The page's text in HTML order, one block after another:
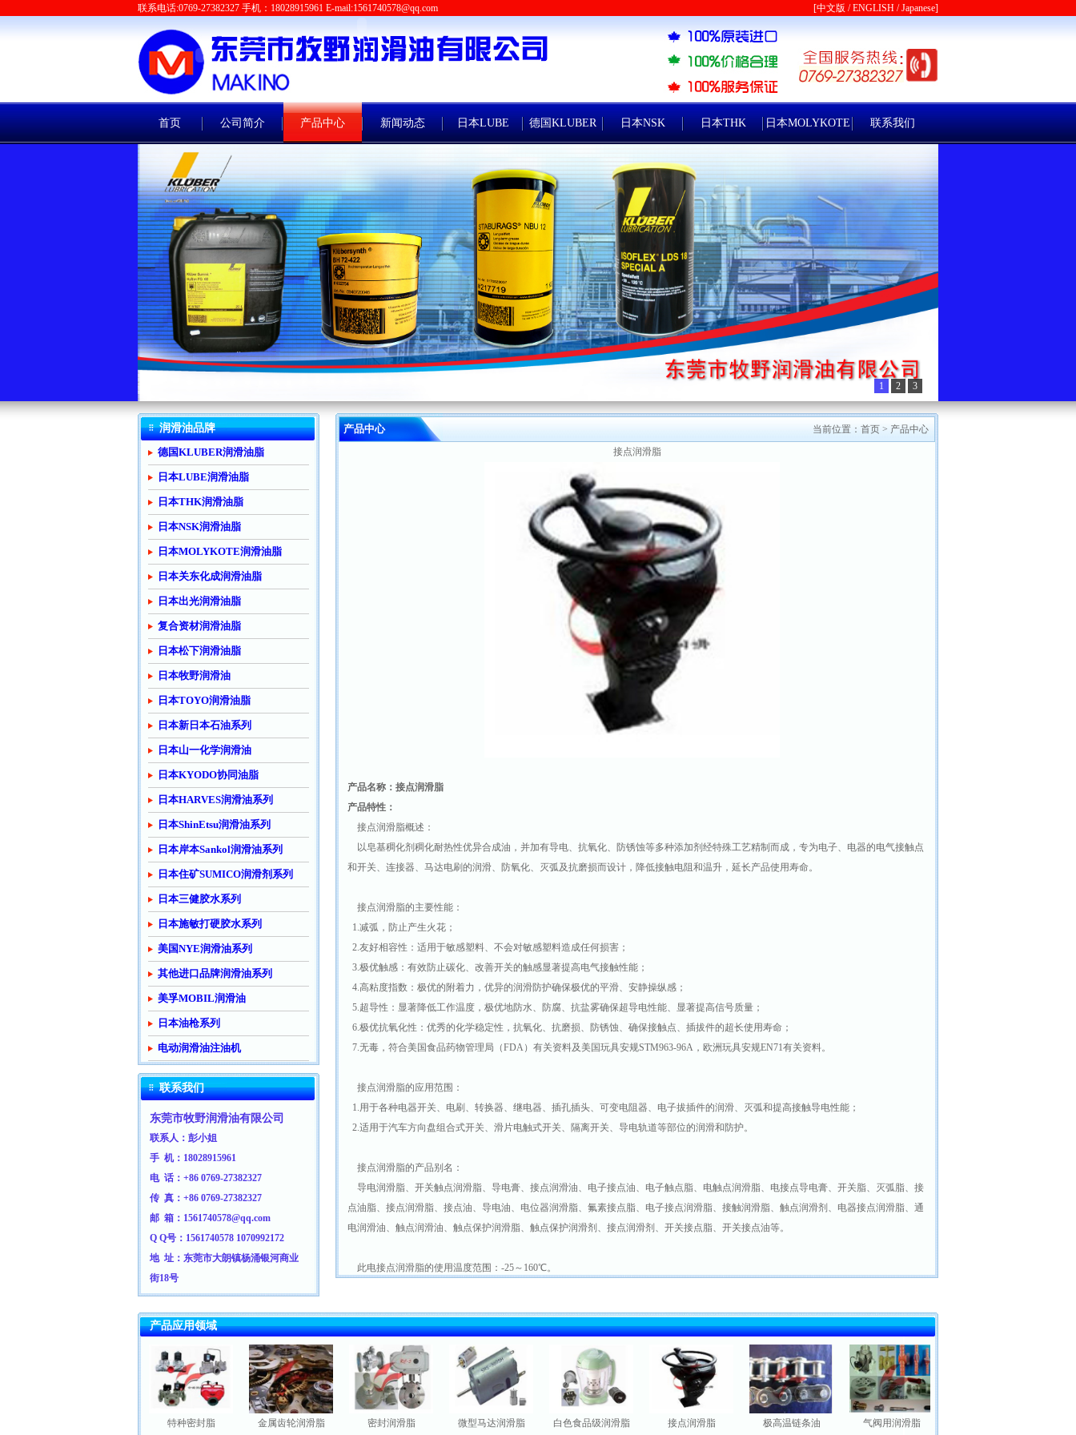
联系电话:0769-27382327 手机：18028915961 E-mail:1561740578@qq.com [中文版 /ENGLISH /Japanese]
首页 公司简介 产品中心 新闻动态 日本LUBE 德国KLUBER 日本NSK 日本THK 日本MOLYKOTE 联系我们
1 2 3
润滑油品牌
德国KLUBER润滑油脂
日本LUBE润滑油脂
日本THK润滑油脂
日本NSK润滑油脂
日本MOLYKOTE润滑油脂
日本关东化成润滑油脂
日本出光润滑油脂
复合资材润滑油脂
日本松下润滑油脂
日本牧野润滑油
日本TOYO润滑油脂
日本新日本石油系列
日本山一化学润滑油
日本KYODO协同油脂
日本HARVES润滑油系列
日本ShinEtsu润滑油系列
日本岸本Sankol润滑油系列
日本住矿SUMICO润滑剂系列
日本三健胶水系列
日本施敏打硬胶水系列
美国NYE润滑油系列
其他进口品牌润滑油系列
美孚MOBIL润滑油
日本油枪系列
电动润滑油注油机
联系我们
东莞市牧野润滑油有限公司
联系人：彭小姐
手 机： 18028915961
电 话：+86 0769-27382327
传 真：+86 0769-27382327
邮 箱：1561740578@qq.com
Q Q号：1561740578 1070992172
地 址：东莞市大朗镇杨涌银河商业
街18号
产品中心 当前位置： 首页 > 产品中心
接点润滑脂
产品名称：接点润滑脂
产品特性：
接点润滑脂概述：
以皂基稠化剂稠化耐热性优异合成油，并加有导电、抗氧化、防锈蚀等多种添加剂经特殊工艺精制而成，专为电子、电器的电气接触点
和开关、连接器、马达电刷的润滑、防氧化、灭弧及抗磨损而设计，降低接触电阻和温升，延长产品使用寿命。
接点润滑脂的主要性能：
1.减弧，防止产生火花；
2.友好相容性：适用于敏感塑料、不会对敏感塑料造成任何损害；
3.极优触感：有效防止碳化、改善开关的触感显著提高电气接触性能；
4.高粘度指数：极优的附着力，优异的润滑防护确保极优的平滑、安静操纵感；
5.超导性：显著降低工作温度，极优地防水、防腐、抗盐雾确保超导电性能、显著提高信号质量；
6.极优抗氧化性：优秀的化学稳定性，抗氧化、抗磨损、防锈蚀、确保接触点、插拔件的超长使用寿命；
7.无毒，符合美国食品药物管理局（FDA）有关资料及美国玩具安规STM963-96A，欧洲玩具安规EN71有关资料。
接点润滑脂的应用范围：
1.用于各种电器开关、电刷、转换器、继电器、插孔插头、可变电阻器、电子拔插件的润滑、灭弧和提高接触导电性能；
2.适用于汽车方向盘组合式开关、滑片电触式开关、隔离开关、导电轨道等部位的润滑和防护。
接点润滑脂的产品别名：
导电润滑脂、开关触点润滑脂、 导电膏、接点润滑油、电子接点油、电子触点脂、电触点润滑脂、电接点导电膏、开关脂、灭弧脂、接
点油脂、接点润滑脂、接点油、导电油、电位器润滑脂、氟素接点脂、电子接点润滑脂、接触润滑脂、触点润滑剂、电器接点润滑脂、通
电润滑油、触点润滑油、触点保护润滑脂、触点保护润滑剂、接点润滑剂、开关接点脂、开关接点油等。
此电接点润滑脂的使用温度范围：-25～160℃。
产品应用领域
特种密封脂 金属齿轮润滑脂 密封润滑脂 微型马达润滑脂 白色食品级润滑脂 接点润滑脂 极高温链条油 气阀用润滑脂